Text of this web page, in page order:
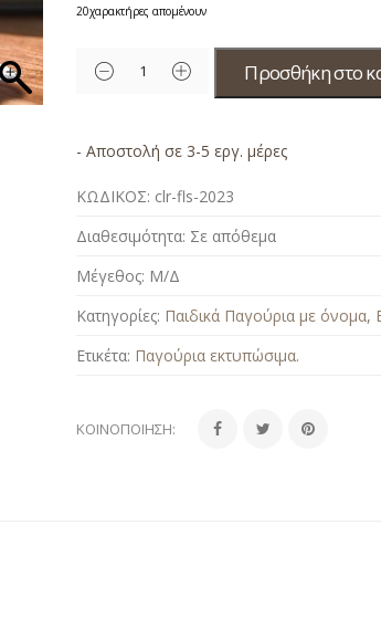
20χαρακτήρες απομένουν
Προσθήκη στο
- Αποστολή σε 3-5 εργ. μέρες
ΚΩΔΙΚΟΣ: clr-fls-2023
Διαθεσιμότητα: Σε απόθεμα
Μέγεθος: Μ/Δ
Κατηγορίες: Παιδικά Παγούρια με όνομα,
Ετικέτα: Παγούρια εκτυπώσιμα.
ΚΟΙΝΟΠΟΊΗΣΗ: